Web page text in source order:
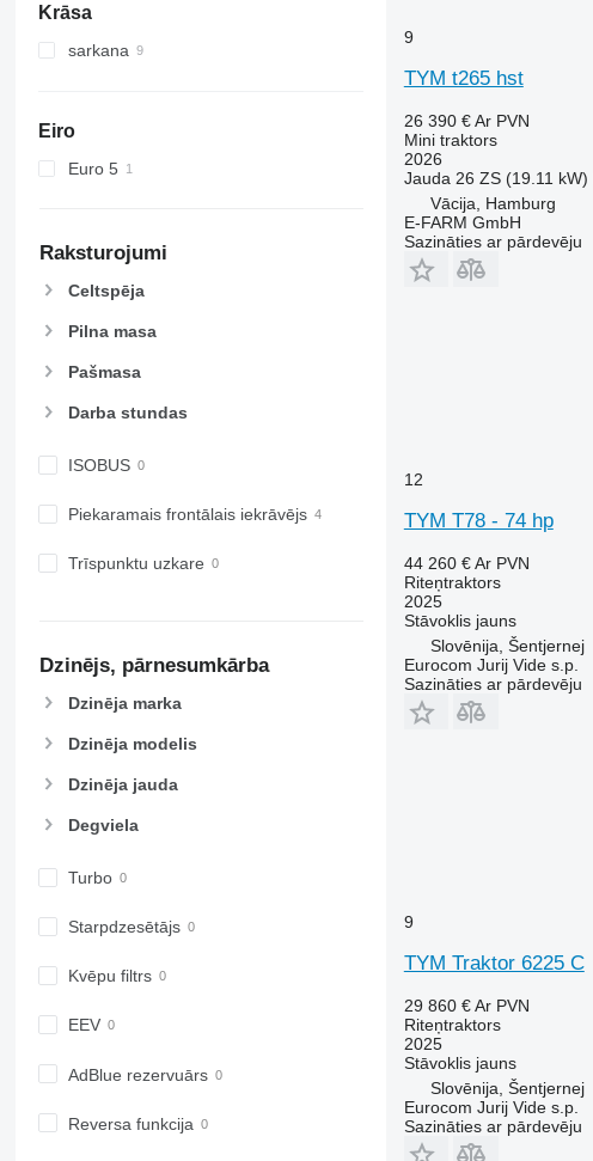
6100
6105
6110 B
6110 R
6115
6125 M
6130
6135
6150 R
6155
6175
6190
6200
6215
6230
6310
6330
6485
6490
6495
6713
6715
7475
7616
7618
7626
7716
7719
7720
7726
8240
8650
8690
8732
Krāsa
sarkana
Eiro
Euro 5
Raksturojumi
Celtspēja
Pilna masa
Pašmasa
Darba stundas
ISOBUS
Piekaramais frontālais iekrāvējs
Trīspunktu uzkare
Dzinējs, pārnesumkārba
Dzinēja marka
Dzinēja modelis
Dzinēja jauda
Degviela
Turbo
Starpdzesētājs
Kvēpu filtrs
EEV
AdBlue rezervuārs
Reversa funkcija
9
TYM t265 hst
26 390 € Ar PVN
Mini traktors
2026
Jauda 26 ZS (19.11 kW)
Vācija, Hamburg
E-FARM GmbH
Sazināties ar pārdevēju
12
TYM T78 - 74 hp
44 260 € Ar PVN
Riteņtraktors
2025
Stāvoklisjauns
Slovēnija, Šentjernej
Eurocom Jurij Vide s.p.
Sazināties ar pārdevēju
9
TYM Traktor 6225 C
29 860 € Ar PVN
Riteņtraktors
2025
Stāvoklisjauns
Slovēnija, Šentjernej
Eurocom Jurij Vide s.p.
Sazināties ar pārdevēju